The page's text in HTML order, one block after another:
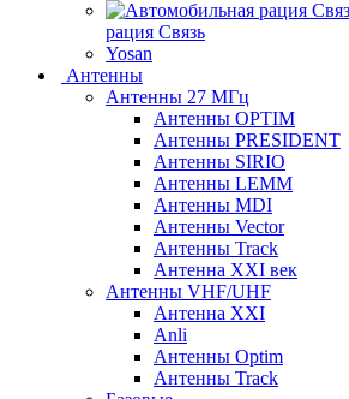
рация Связь
Yosan
Антенны
Антенны 27 МГц
Антенны OPTIM
Антенны PRESIDENT
Антенны SIRIO
Антенны LEMM
Антенны MDI
Антенны Vector
Антенны Track
Антенна XXI век
Антенны VHF/UHF
Антенна XXI
Anli
Антенны Optim
Антенны Track